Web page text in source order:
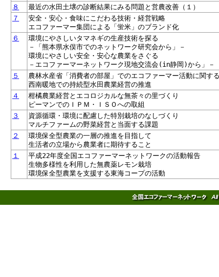
８
最近の水田土壌の診断結果にみる問題と営農改善（１）
７
安全・安心・食味にこだわる技術・経営戦略
エコファーマー集団による「蛍米」のブランド化
６
環境にやさしいタマネギの生産技術を探る
－「熊本県水俣市でのネットワーク研究会から」－
環境にやさしい安全・安心な農業をさぐる
－エコファーマーネットワーク現地交流会(in静岡)から」－
５
農林水産省「消費者の部屋」でのエコファーマー活動に関す
西南暖地での持続型水田農業経営の推進
４
柑橘農業経営とエコロジカルな無茶々の里づくり
ピーマンでのＩＰＭ・ＩＳＯへの取組
３
資源循環・環境に配慮した特別栽培のなしづくり
マルチファームの野菜経営と当面する課題
２
環境保全型農業の一層の推進を目指して
生活者の立場から農業者に期待すること
１
平成22年度全国エコファーマーネットワークの活動報告
生物多様性を利用した無農薬レモン栽培
環境保全型農業を支援する東海コープの活動